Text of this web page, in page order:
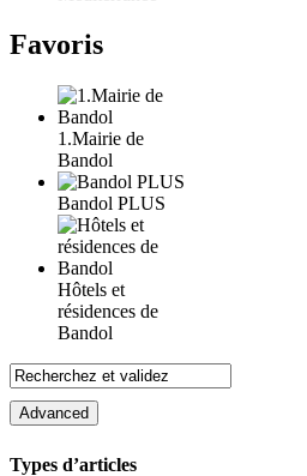
Favoris
1.Mairie de
Bandol
Bandol PLUS
Hôtels et
résidences de
Bandol
Types d’articles